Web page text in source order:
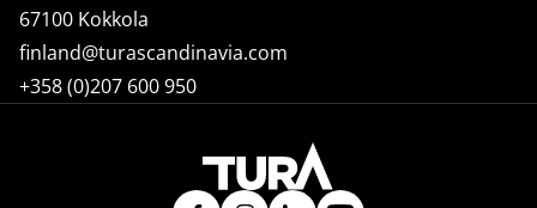
67100 Kokkola
finland@turascandinavia.com
+358 (0)207 600 950